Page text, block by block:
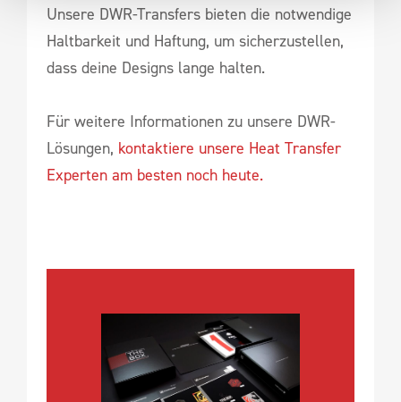
Unsere DWR-Transfers bieten die notwendige
Haltbarkeit und Haftung, um sicherzustellen,
dass deine Designs lange halten.
Für weitere Informationen zu unsere DWR-
Lösungen, kontaktiere unsere Heat Transfer
Experten am besten noch heute.